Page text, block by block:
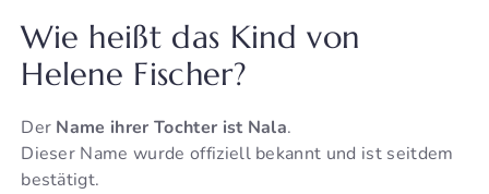
Wie heißt das Kind von
Helene Fischer?
Der Name ihrer Tochter ist Nala.
Dieser Name wurde offiziell bekannt und ist seitdem
bestätigt.